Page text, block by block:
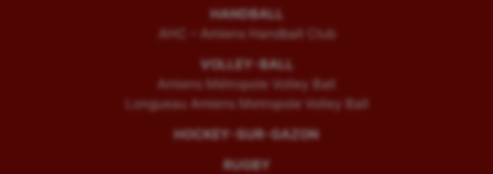
HANDBALL
AHC – Amiens Handball Club
VOLLEY-BALL
Amiens Métropole Volley Ball
Longueau Amiens Metropole Volley Ball
HOCKEY-SUR-GAZON
RUGBY